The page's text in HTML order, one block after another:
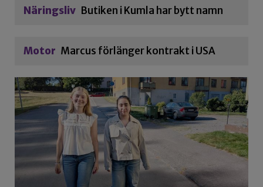
Näringsliv Butiken i Kumla har bytt namn
Motor Marcus förlänger kontrakt i USA